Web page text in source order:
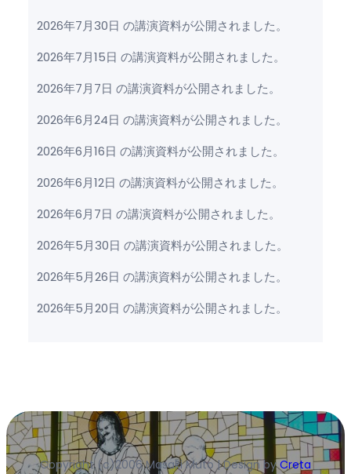
2026年7月30日 の講演資料が公開されました。
2026年7月15日 の講演資料が公開されました。
2026年7月7日 の講演資料が公開されました。
2026年6月24日 の講演資料が公開されました。
2026年6月16日 の講演資料が公開されました。
2026年6月12日 の講演資料が公開されました。
2026年6月7日 の講演資料が公開されました。
2026年5月30日 の講演資料が公開されました。
2026年5月26日 の講演資料が公開されました。
2026年5月20日 の講演資料が公開されました。
Copyright (c)2006 Masaki Muto | Design byCreta